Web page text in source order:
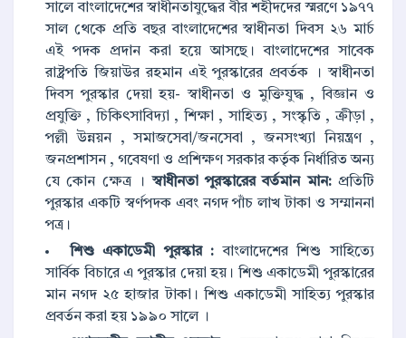
সালে বাংলাদেশের স্বাধীনতাযুদ্ধের বীর শহীদদের স্মরণে ১৯৭৭
সাল থেকে প্রতি বছর বাংলাদেশের স্বাধীনতা দিবস ২৬ মার্চ
এই পদক প্রদান করা হয়ে আসছে। বাংলাদেশের সাবেক
রাষ্ট্রপতি জিয়াউর রহমান এই পুরস্কারের প্রবর্তক । স্বাধীনতা
দিবস পুরস্কার দেয়া হয়- স্বাধীনতা ও মুক্তিযুদ্ধ , বিজ্ঞান ও
প্রযুক্তি , চিকিৎসাবিদ্যা , শিক্ষা , সাহিত্য , সংস্কৃতি , ক্রীড়া ,
পল্লী উন্নয়ন , সমাজসেবা/জনসেবা , জনসংখ্যা নিয়ন্ত্রণ ,
জনপ্রশাসন , গবেষণা ও প্রশিক্ষণ সরকার কর্তৃক নির্ধারিত অন্য
যে কোন ক্ষেত্র ।স্বাধীনতা পুরস্কারের বর্তমান মান: প্রতিটি
পুরস্কার একটি স্বর্ণপদক এবং নগদ পাঁচ লাখ টাকা ও সম্মাননা
পত্র।
শিশু একাডেমী পুরস্কার :বাংলাদেশের শিশু সাহিত্যে
সার্বিক বিচারে এ পুরস্কার দেয়া হয়। শিশু একাডেমী পুরস্কারের
মান নগদ ২৫ হাজার টাকা। শিশু একাডেমী সাহিত্য পুরস্কার
প্রবর্তন করা হয় ১৯৯০ সালে ।